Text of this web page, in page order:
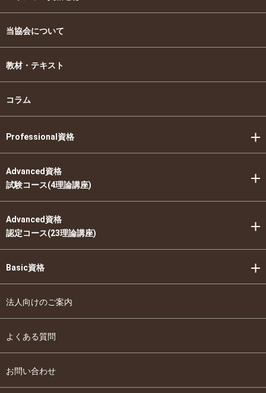
当協会について
教材・テキスト
コラム
Professional資格
Advanced資格
試験コース(4理論講座)
Advanced資格
認定コース(23理論講座)
Basic資格
法人向けのご案内
よくある質問
お問い合わせ